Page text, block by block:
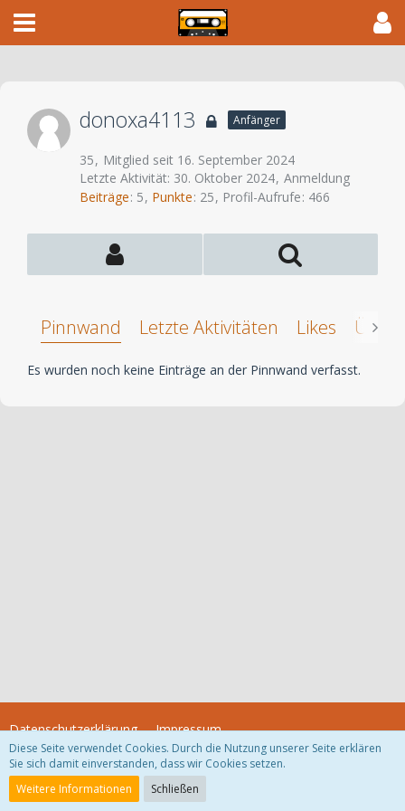
donoxa4113 Anfänger
35
Mitglied seit 16. September 2024
Letzte Aktivität: 30. Oktober 2024 Anmeldung
Beiträge 5 Punkte 25 Profil-Aufrufe 466
Pinnwand Letzte Aktivitäten Likes Über
Es wurden noch keine Einträge an der Pinnwand verfasst.
Datenschutzerklärung Impressum
Community-Software:
Diese Seite verwendet Cookies. Durch die Nutzung unserer Seite erklären
Sie sich damit einverstanden, dass wir Cookies setzen.
Weitere Informationen
Schließen